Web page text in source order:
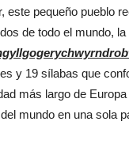
este pequeño pueblo
de todo el mundo,
y 19 sílabas que
más largo de
mundo en una sola